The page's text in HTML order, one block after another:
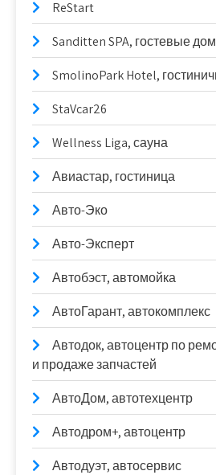
ReStart
Sanditten SPA, гостевые
SmolinoPark Hotel,
StaVcar26
Wellness Liga, сауна
Авиастар, гостиница
Авто-Эко
Авто-Эксперт
Автобэст, автомойка
АвтоГарант, автокомплекс
Автодок, автоцентр по
и продаже запчастей
АвтоДом, автотехцентр
Автодром+, автоцентр
Автодуэт, автосервис